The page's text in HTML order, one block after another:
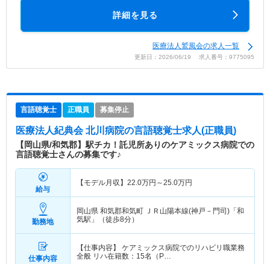
詳細を見る
医療法人鷲風会の求人一覧
更新日：2026/06/19 求人番号：9775095
言語聴覚士 正職員 募集停止
医療法人紀典会 北川病院の言語聴覚士求人(正職員)
【岡山県/和気郡】駅チカ！託児所ありのケアミックス病院での
言語聴覚士さんの募集です♪
給与
【モデル月収】 22.0万円～25.0万円
勤務地
岡山県 和気郡和気町 ＪＲ山陽本線(神戸－門司)「和
気駅」（徒歩8分）
仕事内容
【仕事内容】 ケアミックス病院でのリハビリ職業務
全般 リハ在籍数：15名（P…